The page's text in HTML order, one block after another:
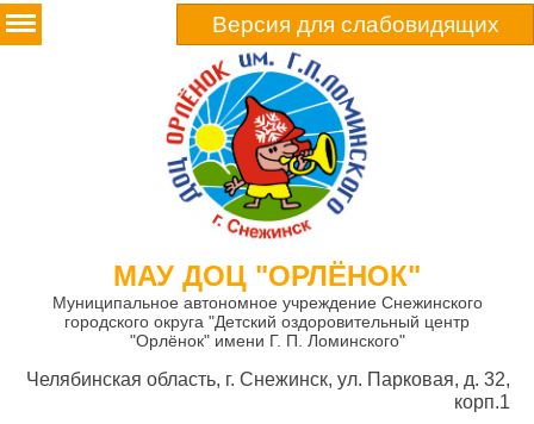
Версия для слабовидящих
МАУ ДОЦ "ОРЛЁНОК"
Муниципальное автономное учреждение Снежинского
городского округа "Детский оздоровительный центр
"Орлёнок" имени Г. П. Ломинского"
Челябинская область, г. Снежинск, ул. Парковая, д. 32,
корп.1